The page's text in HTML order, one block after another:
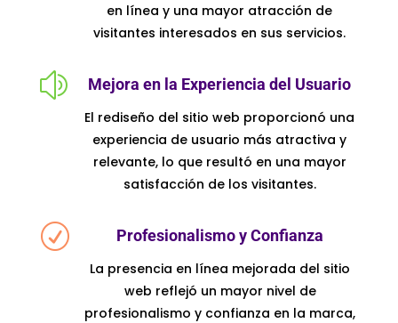
en línea y una mayor atracción de
visitantes interesados en sus servicios.
z Mejora en la Experiencia del Usuario
El rediseño del sitio web proporcionó una
experiencia de usuario más atractiva y
relevante, lo que resultó en una mayor
satisfacción de los visitantes.
R Profesionalismo y Confianza
La presencia en línea mejorada del sitio
web reflejó un mayor nivel de
profesionalismo y confianza en la marca,